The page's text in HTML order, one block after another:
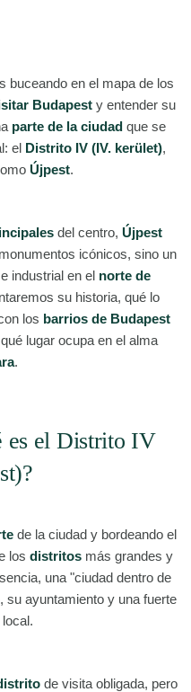
buceando en el mapa de los
Budapest y entender su
parte de la ciudadque se
el Distrito IV (IV. kerület),
Újpest.
del centro, Újpest
icónicos, sino un
industrial en el norte de
su historia, qué lo
los barrios de Budapest
lugar ocupa en el alma
.
es el Distrito IV
de la ciudad y bordeando el
los distritosmás grandes y
una "ciudad dentro de
, su ayuntamiento y una fuerte
de visita obligada, pero